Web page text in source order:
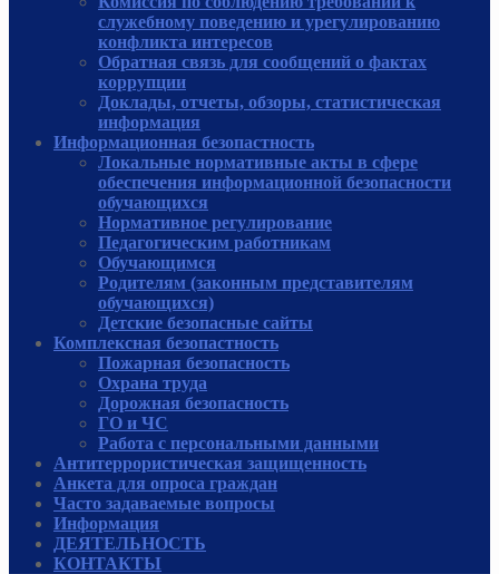
служебному поведению и урегулированию
конфликта интересов
Обратная связь для сообщений о фактах
коррупции
Доклады, отчеты, обзоры, статистическая
информация
Информационная безопастность
Локальные нормативные акты в сфере
обеспечения информационной безопасности
обучающихся
Нормативное регулирование
Педагогическим работникам
Обучающимся
Родителям (законным представителям
обучающихся)
Детские безопасные сайты
Комплексная безопастность
Пожарная безопасность
Охрана труда
Дорожная безопасность
ГО и ЧС
Работа с персональными данными
Антитеррористическая защищенность
Анкета для опроса граждан
Часто задаваемые вопросы
Информация
ДЕЯТЕЛЬНОСТЬ
КОНТАКТЫ